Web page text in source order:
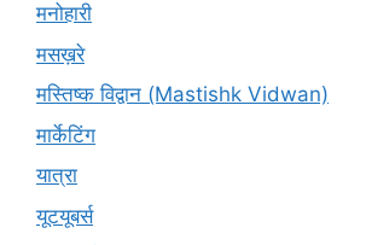
मनोहारी
मसख़रे
मस्तिष्क विद्वान (Mastishk Vidwan)
मार्केटिंग
यात्रा
यूटयूबर्स